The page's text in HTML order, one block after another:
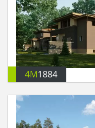
4M1884